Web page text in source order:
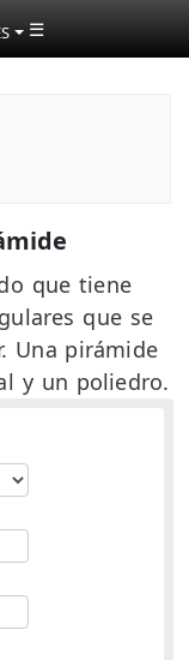
☰
que tiene
que se
Una pirámide
y un poliedro.